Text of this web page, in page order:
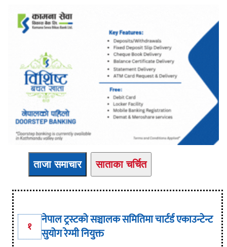
ताजा समाचार साताका चर्चित
१
नेपाल ट्रस्टको सञ्चालक समितिमा चार्टर्ड एकाउन्टेन्ट
सुयोग रेग्मी नियुक्त